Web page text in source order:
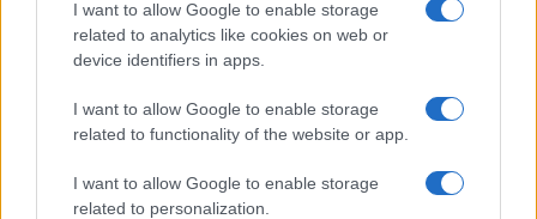
I want to allow Google to enable storage
related to analytics like cookies on web or
device identifiers in apps.
I want to allow Google to enable storage
related to functionality of the website or app.
I want to allow Google to enable storage
related to personalization.
κτηνοτροφική μονάδα που έχει μολυνθεί
με ευλογιά
κάποιο παράνομο σφαγείο κι από εκεί στην
αγορά, ίσως μολυσμένα ζώα να έφτασαν και
σε τραπέζι καταναλωτών», αναφέρει ο
κτηνοτρόφος